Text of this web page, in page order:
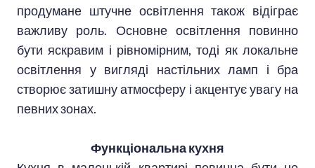
продумане штучне освітлення також відіграє
важливу роль. Основне освітлення повинно
бути яскравим і рівномірним, тоді як локальне
освітлення у вигляді настільних ламп і бра
створює затишну атмосферу і акцентує увагу на
певних зонах.
Функціональна кухня